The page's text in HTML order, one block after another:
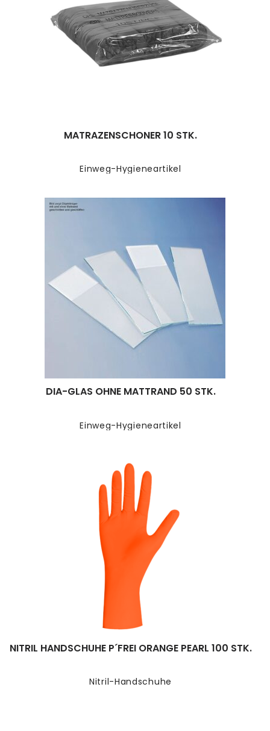
Einweg-Hygieneartikel
MATRAZENSCHONER 10 STK.
Einweg-Hygieneartikel
DIA-GLAS OHNE MATTRAND 50 STK.
Nitril-Handschuhe
NITRIL HANDSCHUHE P´FREI ORANGE PEARL 100 STK.